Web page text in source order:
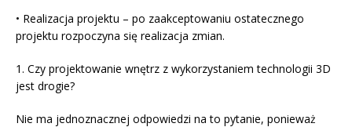
• Realizacja projektu – po zaakceptowaniu ostatecznego
projektu rozpoczyna się realizacja zmian.
1. Czy projektowanie wnętrz z wykorzystaniem technologii 3D
jest drogie?
Nie ma jednoznacznej odpowiedzi na to pytanie, ponieważ